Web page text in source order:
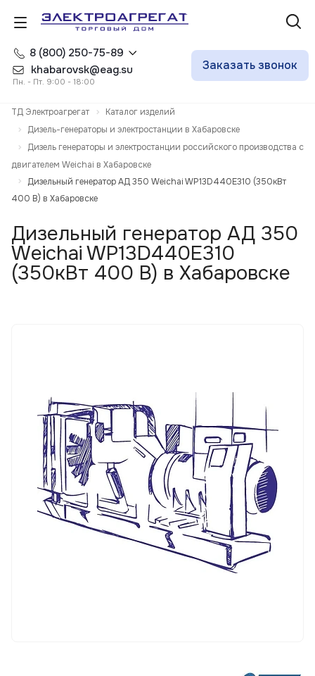
8 (800) 250-75-89
khabarovsk@eag.su
Пн. - Пт. 9:00 - 18:00
Заказать звонок
ТД Электроагрегат
Каталог изделий
Дизель-генераторы и электростанции в Хабаровске
Дизель генераторы и электростанции российского производства с
двигателем Weichai в Хабаровске
Дизельный генератор АД 350 Weichai WP13D440E310 (350кВт
400 В) в Хабаровске
Дизельный генератор АД 350
Weichai WP13D440E310
(350кВт 400 В) в Хабаровске